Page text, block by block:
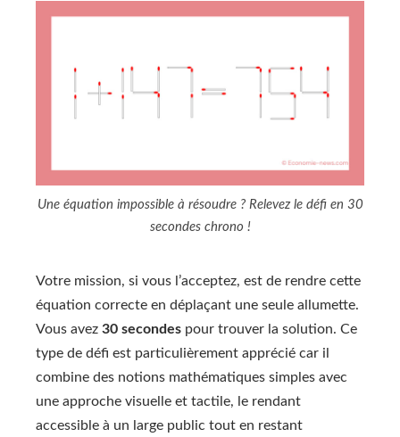
Une équation impossible à résoudre ? Relevez le défi en 30
secondes chrono !
Votre mission, si vous l’acceptez, est de rendre cette
équation correcte en déplaçant une seule allumette.
Vous avez 30 secondes pour trouver la solution. Ce
type de défi est particulièrement apprécié car il
combine des notions mathématiques simples avec
une approche visuelle et tactile, le rendant
accessible à un large public tout en restant